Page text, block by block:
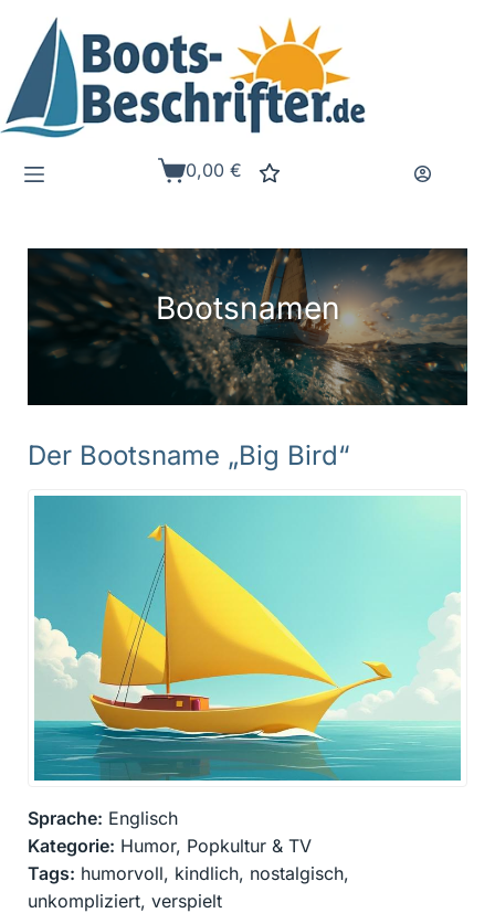
Inhalt
springen
Warenkorb
0,00€
Bootsnamen
Der Bootsname „Big Bird“
Sprache: Englisch
Kategorie: Humor, Popkultur & TV
Tags: humorvoll, kindlich, nostalgisch,
unkompliziert, verspielt